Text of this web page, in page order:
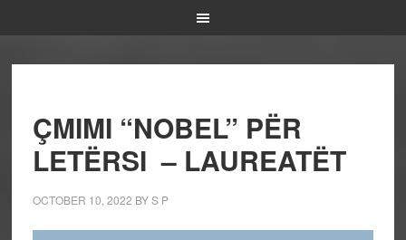
ÇMIMI “NOBEL” PËR
LETËRSI – LAUREATËT
OCTOBER 10, 2022 BYS P